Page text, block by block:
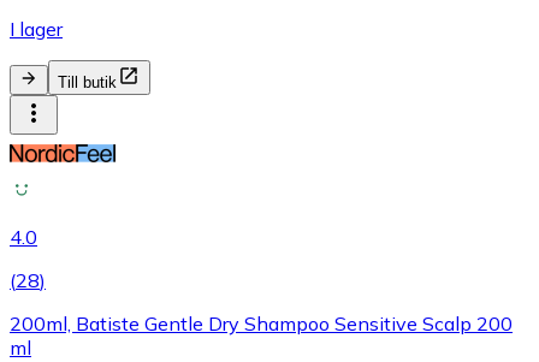
I lager
Till butik
4.0
(28)
200ml, Batiste Gentle Dry Shampoo Sensitive Scalp 200
ml